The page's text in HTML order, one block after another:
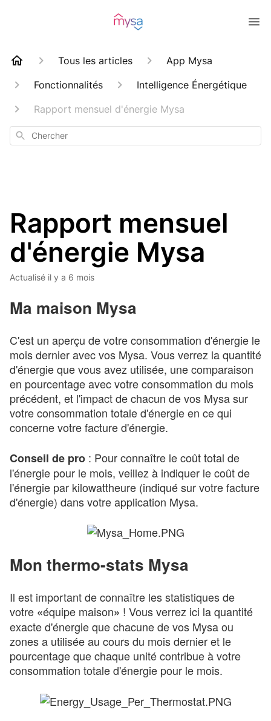
Tous les articles
App Mysa
Fonctionnalités
Intelligence Énergétique
Rapport mensuel d'énergie Mysa
Chercher
Rapport mensuel
d'énergie Mysa
Actualisé il y a 6 mois
Ma maison Mysa
C'est un aperçu de votre consommation d'énergie le
mois dernier avec vos Mysa. Vous verrez la quantité
d'énergie que vous avez utilisée, une comparaison
en pourcentage avec votre consommation du mois
précédent, et l'impact de chacun de vos Mysa sur
votre consommation totale d'énergie en ce qui
concerne votre facture d'énergie.
Conseil de pro : Pour connaître le coût total de
l'énergie pour le mois, veillez à indiquer le coût de
l'énergie par kilowattheure (indiqué sur votre facture
d'énergie) dans votre application Mysa.
Mon thermo-stats Mysa
Il est important de connaître les statistiques de
votre «équipe maison» ! Vous verrez ici la quantité
exacte d'énergie que chacune de vos Mysa ou
zones a utilisée au cours du mois dernier et le
pourcentage que chaque unité contribue à votre
consommation totale d'énergie pour le mois.